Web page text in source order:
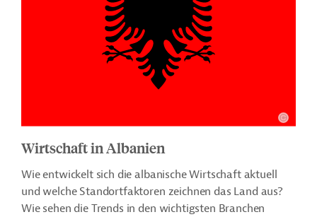
Wirtschaft in Albanien
Wie entwickelt sich die albanische Wirtschaft aktuell
und welche Standortfaktoren zeichnen das Land aus?
Wie sehen die Trends in den wichtigsten Branchen